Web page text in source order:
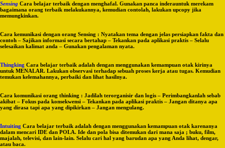
Sensing Cara belajar terbaik dengan menghafal. Gunakan panca inderauntuk merekam
bagaimana orang terbaik melakukannya, kemudian contolah, lakukan upcopy jika
memungkinkan.
Cara kemunikasi dengan orang Sensing : Nyatakan tema dengan jelas persiapkan fakta dan
contoh – Sajikan informasi secara bertahap – Tekankan pada aplikasi praktis – Selalu
selesaikan kalimat anda – Gunakan pengalaman nyata.
Thingking Cara belajar terbaik adalah dengan menggunakan kemampuan otak kirinya
untuk MENALAR. Lakukan observasi terhadap sebuah proses kerja atau tugas. Kemudian
temukan kelemahannya, perbaiki dan lihat hasilnya.
Cara komunikasi orang thinking : Jadilah terorganisir dan logis – Perimbangkanlah sebab
akibat – Fokus pada konsekwensi – Tekankan pada aplikasi praktis – Jangan ditanya apa
yang dirasa tapi apa yang dipikirkan – Jangan mengulang.
Intuiting Cara belajar terbaik adalah dengan menggunakan kemampuan otak karenanya
dalam mencari IDE dan POLA. Ide dan pola bisa ditemukan dari mana saja ; buku, film,
majalah, televisi, dan lain-lain. Selalu cari hal yang barudan apa yang Anda lihat, dengar,
atau baca.